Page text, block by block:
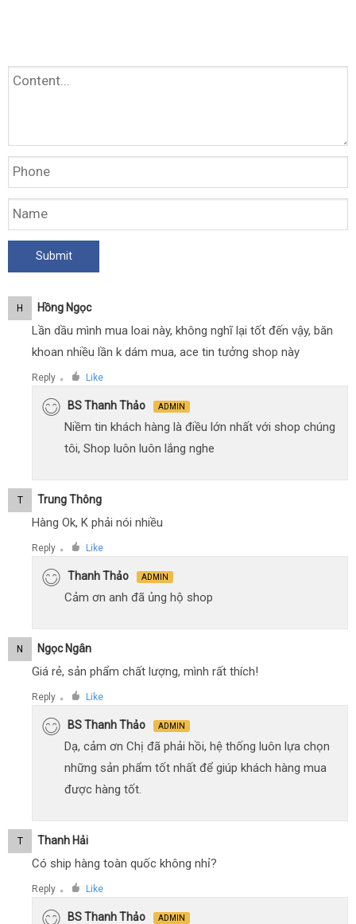
H Hồng Ngọc
Lần dầu mình mua loai này, không nghĩ lại tốt đến vậy, băn
khoan nhiều lần k dám mua, ace tin tưởng shop này
Reply ● Like
BS Thanh Thảo ADMIN
Niềm tin khách hàng là điều lớn nhất với shop chúng
tôi, Shop luôn luôn lắng nghe
T Trung Thông
Hàng Ok, K phải nói nhiều
Reply ● Like
Thanh Thảo ADMIN
Cảm ơn anh đã ủng hộ shop
N Ngọc Ngân
Giá rẻ, sản phẩm chất lượng, mình rất thích!
Reply ● Like
BS Thanh Thảo ADMIN
Dạ, cảm ơn Chị đã phải hồi, hệ thống luôn lựa chọn
những sản phẩm tốt nhất để giúp khách hàng mua
được hàng tốt.
T Thanh Hải
Có ship hàng toàn quốc không nhỉ?
Reply ● Like
BS Thanh Thảo ADMIN